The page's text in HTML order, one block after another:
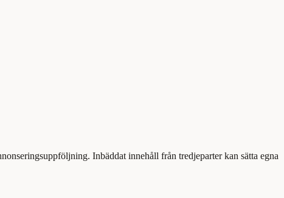
Inbäddat innehåll från tredjeparter kan sätta egna